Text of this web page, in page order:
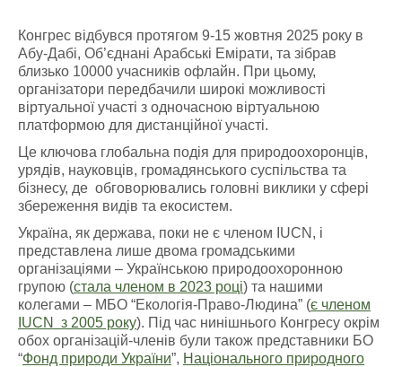
Конгрес відбувся протягом 9-15 жовтня 2025 року в
Абу-Дабі, Об’єднані Арабські Емірати, та зібрав
близько 10000 учасників офлайн. При цьому,
організатори передбачили широкі можливості
віртуальної участі з одночасною віртуальною
платформою для дистанційної участі.
Це ключова глобальна подія для природоохоронців,
урядів, науковців, громадянського суспільства та
бізнесу, де обговорювались головні виклики у сфері
збереження видів та екосистем.
Україна, як держава, поки не є членом IUCN, і
представлена лише двома громадськими
організаціями – Українською природоохоронною
групою (стала членом в 2023 році) та нашими
колегами – МБО “Екологія-Право-Людина” (є членом
IUCN з 2005 року). Під час нинішнього Конгресу окрім
обох організацій-членів були також представники БО
“Фонд природи України”, Національного природного